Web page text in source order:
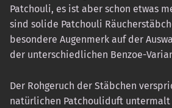
Patchouli, es ist aber schon etwas
sind solide Patchouli
besondere Augenmerk auf der
der unterschiedlichen Benzoe-
Der Rohgeruch der Stäbchen
natürlichen Patchouliduft